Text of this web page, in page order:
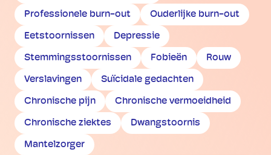
Professionele burn-out Ouderlijke burn-out
Eetstoornissen Depressie
Stemmingsstoornissen Fobieën Rouw
Verslavingen Suïcidale gedachten
Chronische pijn Chronische vermoeidheid
Chronische ziektes Dwangstoornis
Mantelzorger